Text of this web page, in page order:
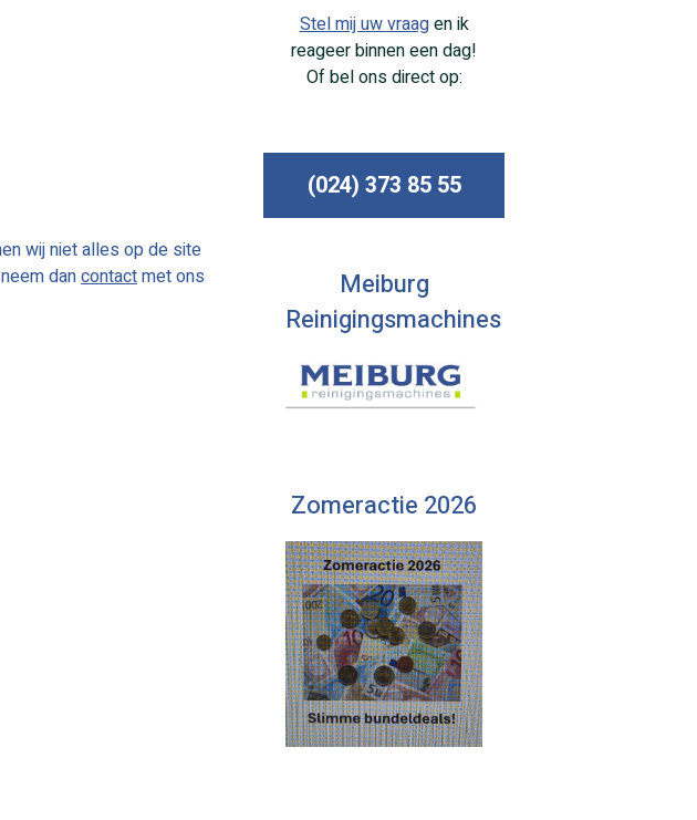
wij niet alles op de site
dancontactmet ons
Stel mij uw vraagen ik
reageer binnen een dag!
Of bel ons direct op:
(024) 373 85 55
Meiburg
Reinigingsmachines
Zomeractie 2026